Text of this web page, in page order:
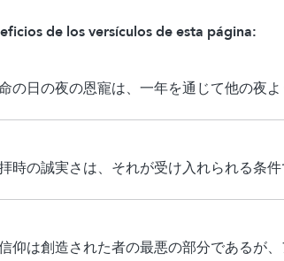
de los versículos de esta página:
の日の夜の恩寵は、一年を通じて他の夜よ
時の誠実さは、それが受け入れられる条件
仰は創造された者の最悪の部分であるが